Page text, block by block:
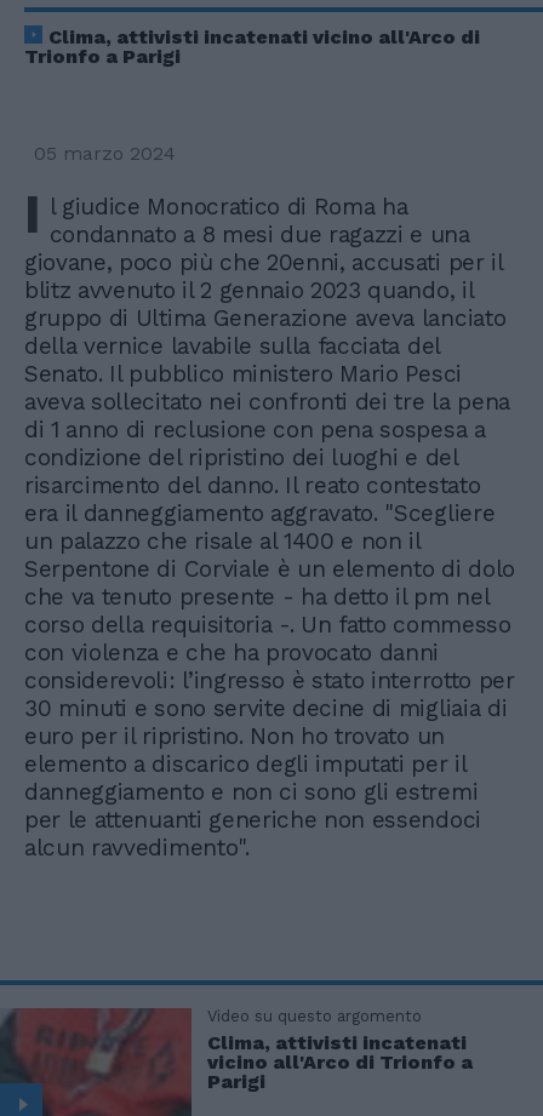
Clima, attivisti incatenati vicino all'Arco di
Trionfo a Parigi
05 marzo 2024
I l giudice Monocratico di Roma ha
condannato a 8 mesi due ragazzi e una
giovane, poco più che 20enni, accusati per il
blitz avvenuto il 2 gennaio 2023 quando, il
gruppo di Ultima Generazione aveva lanciato
della vernice lavabile sulla facciata del
Senato. Il pubblico ministero Mario Pesci
aveva sollecitato nei confronti dei tre la pena
di 1 anno di reclusione con pena sospesa a
condizione del ripristino dei luoghi e del
risarcimento del danno. Il reato contestato
era il danneggiamento aggravato. "Scegliere
un palazzo che risale al 1400 e non il
Serpentone di Corviale è un elemento di dolo
che va tenuto presente - ha detto il pm nel
corso della requisitoria -. Un fatto commesso
con violenza e che ha provocato danni
considerevoli: l’ingresso è stato interrotto per
30 minuti e sono servite decine di migliaia di
euro per il ripristino. Non ho trovato un
elemento a discarico degli imputati per il
danneggiamento e non ci sono gli estremi
per le attenuanti generiche non essendoci
alcun ravvedimento".
Video su questo argomento
Clima, attivisti incatenati
vicino all'Arco di Trionfo a
Parigi